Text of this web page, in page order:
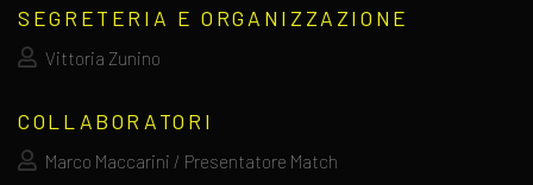
SEGRETERIA E ORGANIZZAZIONE
Vittoria Zunino
COLLABORATORI
Marco Maccarini / Presentatore Match